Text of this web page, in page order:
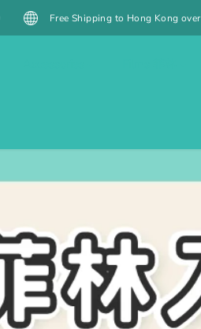
$499 MOP (excluding specified items)